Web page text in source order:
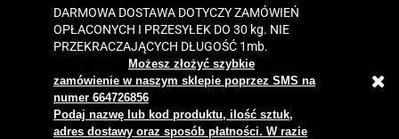
DARMOWA DOSTAWA DOTYCZY ZAMÓWIEŃ
OPŁACONYCH I PRZESYŁEK DO 30 kg. NIE
PRZEKRACZAJĄCYCH DŁUGOŚĆ 1mb.
Możesz złożyć szybkie
zamówienie w naszym sklepie poprzez SMS na
numer 664726856
Podaj nazwę lub kod produktu, ilość sztuk,
adres dostawy oraz sposób płatności. W razie